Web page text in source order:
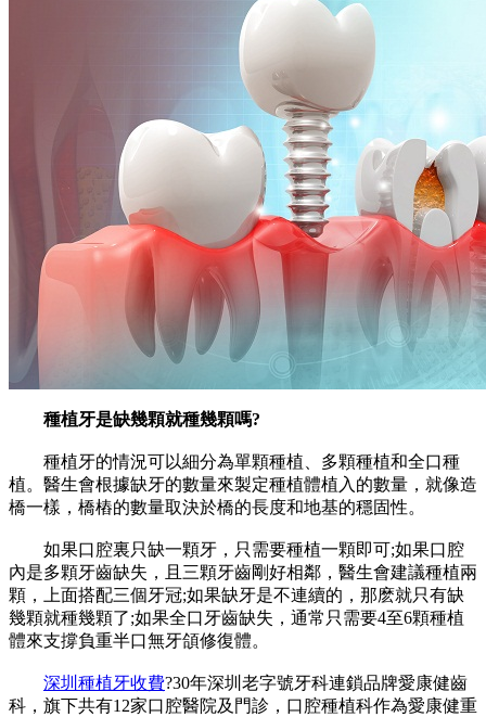
種植牙是缺幾顆就種幾顆嗎?
種植牙的情況可以細分為單顆種植、多顆種植和全口種
植。醫生會根據缺牙的數量來製定種植體植入的數量，就像造
橋一樣，橋樁的數量取決於橋的長度和地基的穩固性。
如果口腔裏只缺一顆牙，只需要種植一顆即可;如果口腔
內是多顆牙齒缺失，且三顆牙齒剛好相鄰，醫生會建議種植兩
顆，上面搭配三個牙冠;如果缺牙是不連續的，那麽就只有缺
幾顆就種幾顆了;如果全口牙齒缺失，通常只需要4至6顆種植
體來支撐負重半口無牙頜修復體。
深圳種植牙收費?30年深圳老字號牙科連鎖品牌愛康健齒
科，旗下共有12家口腔醫院及門診，口腔種植科作為愛康健重